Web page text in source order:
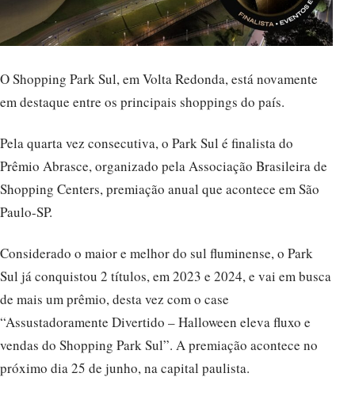
O Shopping Park Sul, em Volta Redonda, está novamente
em destaque entre os principais shoppings do país.
Pela quarta vez consecutiva, o Park Sul é finalista do
Prêmio Abrasce, organizado pela Associação Brasileira de
Shopping Centers, premiação anual que acontece em São
Paulo-SP.
Considerado o maior e melhor do sul fluminense, o Park
Sul já conquistou 2 títulos, em 2023 e 2024, e vai em busca
de mais um prêmio, desta vez com o case
“Assustadoramente Divertido – Halloween eleva fluxo e
vendas do Shopping Park Sul”. A premiação acontece no
próximo dia 25 de junho, na capital paulista.